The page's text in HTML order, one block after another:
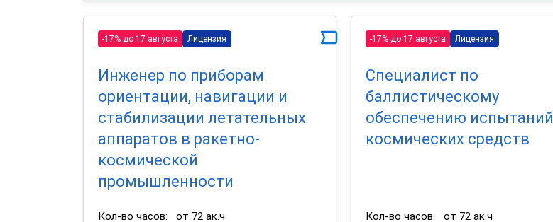
-17% до 17 августа Лицензия
Инженер по приборам
ориентации, навигации и
стабилизации летательных
аппаратов в ракетно-
космической
промышленности
Кол-во часов:
от 72 ак.ч
-17% до 17 августа Лицензия
Специалист по
баллистическому
обеспечению испытаний
космических средств
Кол-во часов:
от 72 ак.ч